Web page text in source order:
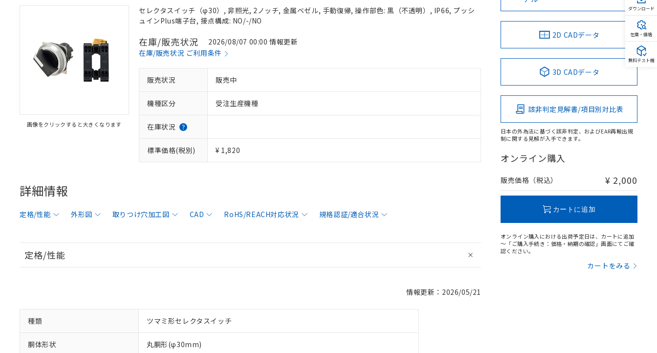
画像をクリックすると大きくなります
セレクタスイッチ（φ30）, 非照光, 2ノッチ, 金属ベゼル, 手動復帰, 操作部色: 黒（不透明）, IP66, プッシ
ュインPlus端子台, 接点構成: NO/-/NO
在庫/販売状況
2026/08/07 00:00 情報更新
在庫/販売状況 ご利用条件
販売状況 販売中
機種区分 受注生産機種
在庫状況
標準価格(税別) ¥ 1,820
詳細情報
定格/性能 外形図 取りつけ穴加工図 CAD RoHS/REACH対応状況 規格認証/適合状況
定格/性能
情報更新：2026/05/21
種類 ツマミ形セレクタスイッチ
胴体形状 丸胴形(φ30mm)
2D CADデータ
3D CADデータ
該非判定見解書/項目別対比表
日本の外為法に基づく該非判定、およびEAR再輸出規
制に関する見解が入手できます。
オンライン購入
販売価格（税込） ¥ 2,000
カートに追加
オンライン購入における出荷予定日は、カートに追加
～「ご購入手続き：価格・納期の確認」画面にてご確
認ください。
カートをみる
ダウンロード
在庫・価格
無料テスト機